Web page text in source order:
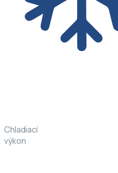
Chladiací
výkon